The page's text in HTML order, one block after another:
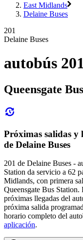
East Midlands
Delaine Buses
201
Delaine Buses
autobús
Queensgate
Próximas salidas y
de Delaine Buses
201 de Delaine Buses -
Station da servicio a 62
Midlands, con primera
Queensgate Bus Station.
próximas llegadas del
próxima salida
horario completo del
aplicación.